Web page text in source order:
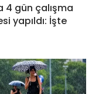
4 gün çalışma
yapıldı: İşte